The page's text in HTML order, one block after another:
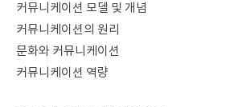
커뮤니케이션 모델 및 개념
커뮤니케이션의 원리
문화와 커뮤니케이션
커뮤니케이션 역량